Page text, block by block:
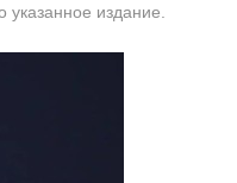
издание.